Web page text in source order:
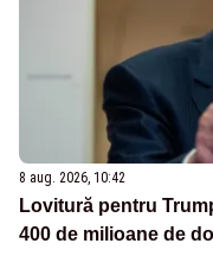
8 aug. 2026, 10:42
Lovitură pentru
400 de milioane de